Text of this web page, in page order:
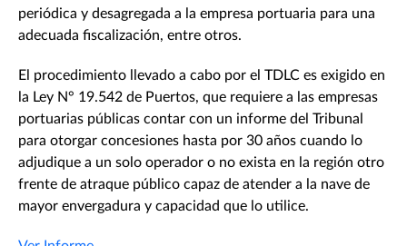
periódica y desagregada a la empresa portuaria para una
adecuada fiscalización, entre otros.
El procedimiento llevado a cabo por el TDLC es exigido en
la Ley N° 19.542 de Puertos, que requiere a las empresas
portuarias públicas contar con un informe del Tribunal
para otorgar concesiones hasta por 30 años cuando lo
adjudique a un solo operador o no exista en la región otro
frente de atraque público capaz de atender a la nave de
mayor envergadura y capacidad que lo utilice.